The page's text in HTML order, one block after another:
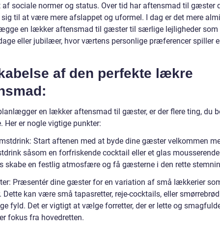
af sociale normer og status. Over tid har aftensmad til gæster
til at være mere afslappet og uformel. I dag er det mere
en lækker aftensmad til gæster til særlige lejligheder som
eller jubilæer, hvor værtens personlige præferencer spiller
af den perfekte lækre
en lækker aftensmad til gæster, er der flere ting, du
Her er nogle vigtige punkter:
Start aftenen med at byde dine gæster velkommen
såsom en forfriskende cocktail eller et glas
skabe en festlig atmosfære og få gæsterne i den rette
Præsentér dine gæster for en variation af små lækkerier
Dette kan være små tapasretter, reje-cocktails, eller
fyld. Det er vigtigt at vælge forretter, der er lette og
fokus fra hovedretten.